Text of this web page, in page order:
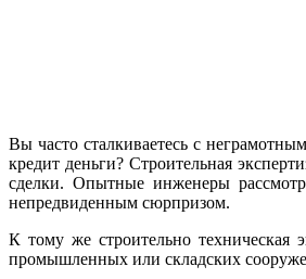
Вы часто сталкиваетесь с
кредит деньги? Строительная
сделки. Опытные инженеры
непредвиденным сюрпризом.
К тому же строительно техническая
промышленных или складских